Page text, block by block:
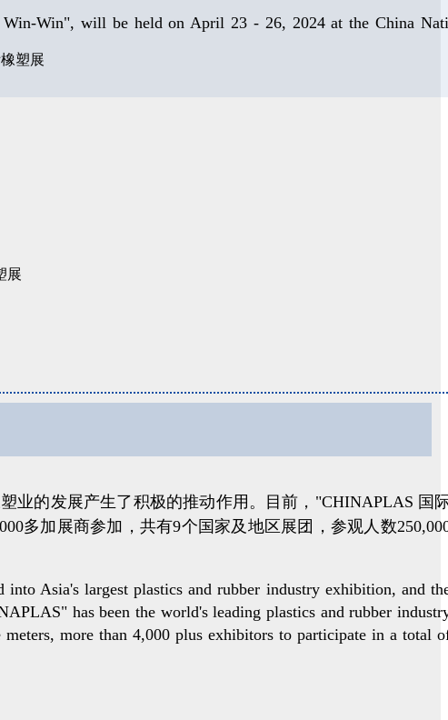
Win", will be held on April 23 - 26, 2024 at the China
的发展产生了积极的推动作用。目前，"CHINAPLAS 国
多加展商参加，共有9个国家及地区展团，参观人数
Asia's largest plastics and rubber industry exhibition, and
has been the world's leading plastics and rubber
more than 4,000 plus exhibitors to participate in a total